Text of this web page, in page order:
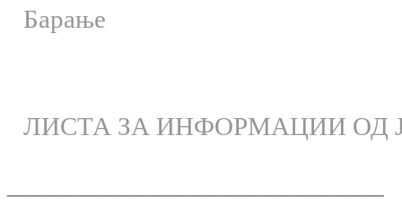
Барање
ЛИСТА ЗА ИНФОРМАЦИИ ОД